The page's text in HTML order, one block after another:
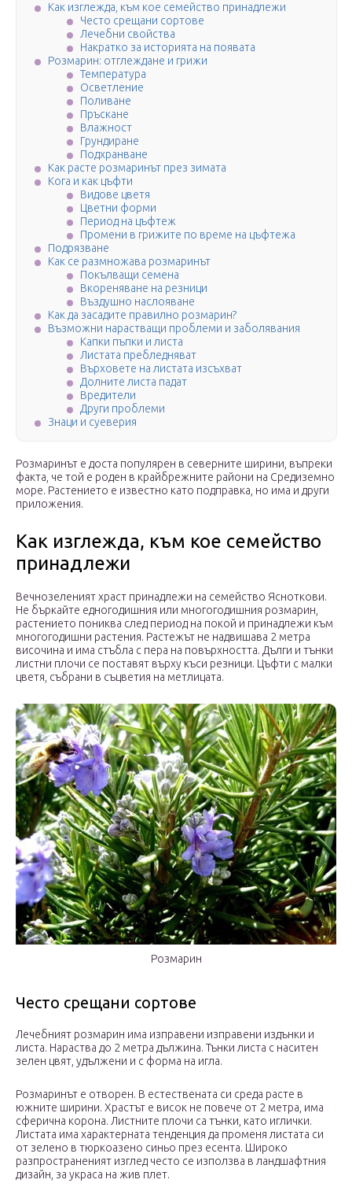
Как изглежда, към кое семейство принадлежи
Често срещани сортове
Лечебни свойства
Накратко за историята на появата
Розмарин: отглеждане и грижи
Температура
Осветление
Поливане
Пръскане
Влажност
Грундиране
Подхранване
Как расте розмаринът през зимата
Кога и как цъфти
Видове цветя
Цветни форми
Период на цъфтеж
Промени в грижите по време на цъфтежа
Подрязване
Как се размножава розмаринът
Покълващи семена
Вкореняване на резници
Въздушно наслояване
Как да засадите правилно розмарин?
Възможни нарастващи проблеми и заболявания
Капки пъпки и листа
Листата пребледняват
Върховете на листата изсъхват
Долните листа падат
Вредители
Други проблеми
Знаци и суеверия
Розмаринът е доста популярен в северните ширини, въпреки
факта, че той е роден в крайбрежните райони на Средиземно
море. Растението е известно като подправка, но има и други
приложения.
Как изглежда, към кое семейство
принадлежи
Вечнозеленият храст принадлежи на семейство Ясноткови.
Не бъркайте едногодишния или многогодишния розмарин,
растението пониква след период на покой и принадлежи към
многогодишни растения. Растежът не надвишава 2 метра
височина и има стъбла с пера на повърхността. Дълги и тънки
листни плочи се поставят върху къси резници. Цъфти с малки
цветя, събрани в съцветия на метлицата.
Розмарин
Често срещани сортове
Лечебният розмарин има изправени изправени издънки и
листа. Нараства до 2 метра дължина. Тънки листа с наситен
зелен цвят, удължени и с форма на игла.
Розмаринът е отворен. В естествената си среда расте в
южните ширини. Храстът е висок не повече от 2 метра, има
сферична корона. Листните плочи са тънки, като иглички.
Листата има характерната тенденция да променя листата си
от зелено в тюркоазено синьо през есента. Широко
разпространеният изглед често се използва в ландшафтния
дизайн, за украса на жив плет.